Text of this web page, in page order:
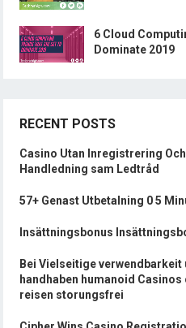
6 Cloud
Dominate 2019
RECENT POSTS
Casino Utan Inregistrering
Handledning sam Ledtråd
57+ Genast Utbetalning 0 5
Insättningsbonus
Bei Vielseitige
handhaben humanoid
reisen storungsfrei